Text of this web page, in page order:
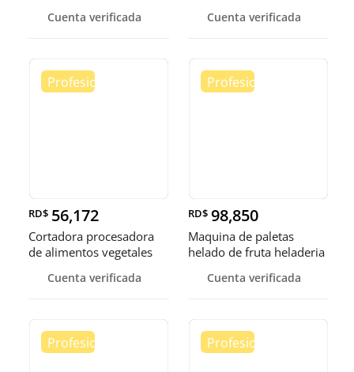
Cuenta verificada Cuenta verificada
RD$ 56,172
Cortadora procesadora
de alimentos vegetales
Cuenta verificada
RD$ 98,850
Maquina de paletas
helado de fruta heladeria
Cuenta verificada